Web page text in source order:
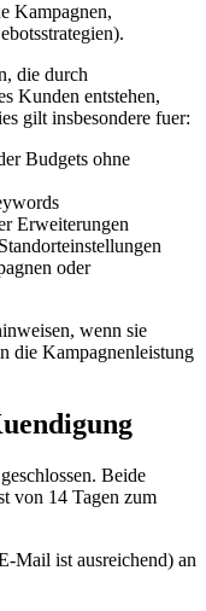
Kampagnen,
die durch
Kunden entstehen,
gilt insbesondere fuer:
Budgets ohne
Erweiterungen
oder
wenn sie
die Kampagnenleistung
Beide
von 14 Tagen zum
Mail ist ausreichend) an